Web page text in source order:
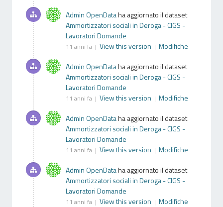
Admin OpenDataha aggiornato il dataset
Ammortizzatori sociali in Deroga - CIGS -
Lavoratori Domande
11 anni fa | View this version | Modifiche
Admin OpenDataha aggiornato il dataset
Ammortizzatori sociali in Deroga - CIGS -
Lavoratori Domande
11 anni fa | View this version | Modifiche
Admin OpenDataha aggiornato il dataset
Ammortizzatori sociali in Deroga - CIGS -
Lavoratori Domande
11 anni fa | View this version | Modifiche
Admin OpenDataha aggiornato il dataset
Ammortizzatori sociali in Deroga - CIGS -
Lavoratori Domande
11 anni fa | View this version | Modifiche